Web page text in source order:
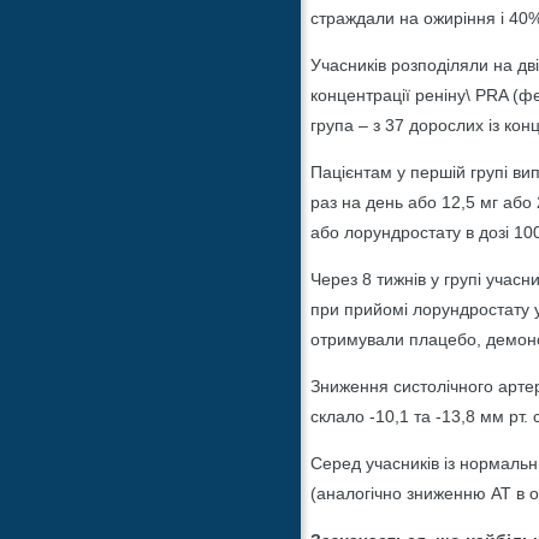
страждали на ожиріння і
Учасників розподіляли на
концентрації реніну\ PRA
група – з 37 дорослих із
Пацієнтам у першій групі
раз на день або 12,5 мг або
або лорундростату в дозі
Через 8 тижнів у групі
при прийомі лорундростату
отримували плацебо,
Зниження систолічного
склало -10,1 та -13,8 мм рт.
Серед учасників із
(аналогічно зниженню АТ в